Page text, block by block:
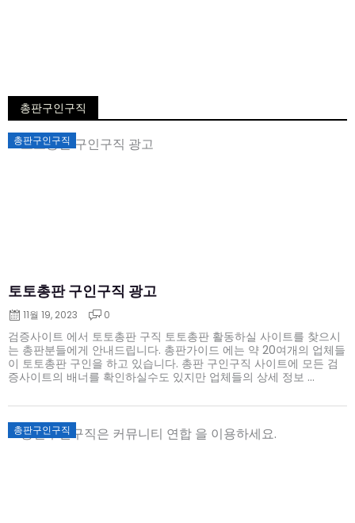
총판구인구직
총판구인구직
토토총판 구인구직 광고
Posted
on
11월 19, 2023 0
검증사이트 에서 토토총판 구직 토토총판 활동하실 사이트를 찾으시
는 총판분들에게 안내드립니다. 총판가이드 에는 약 20여개의 업체들
이 토토총판 구인을 하고 있습니다. 총판 구인구직 사이트에 모든 검
증사이트의 배너를 확인하실수도 있지만 업체들의 상세 정보 ...
총판구인구직
Posted
on